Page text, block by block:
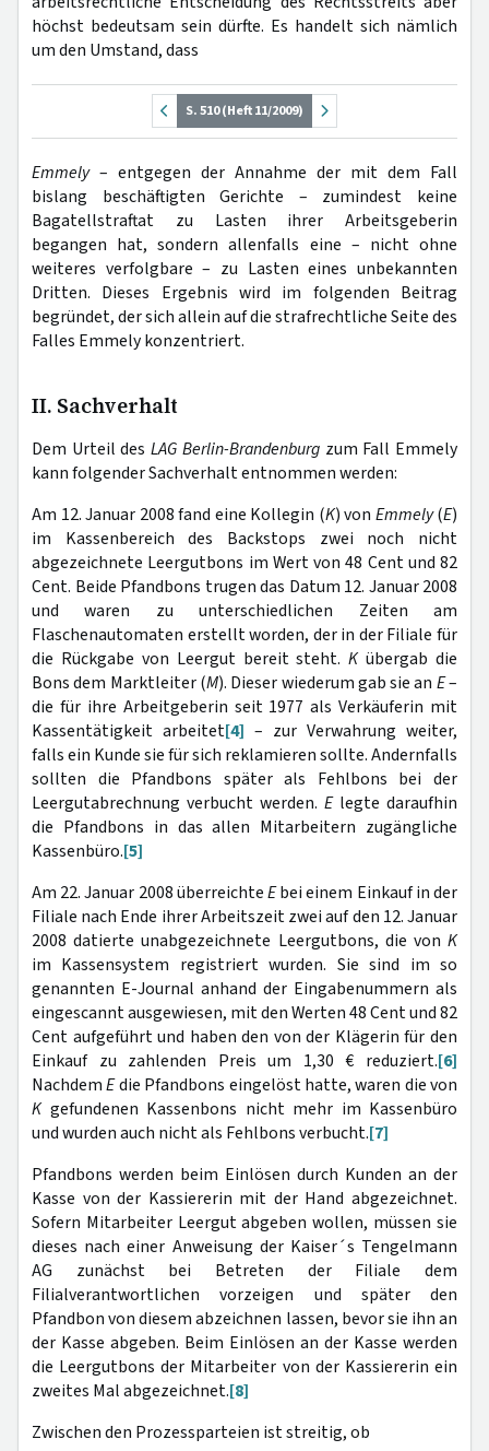
höchst bedeutsam sein dürfte. Es handelt sich nämlich
um den Umstand, dass
S. 510 (Heft 11/2009)
Emmely– entgegen der Annahme der mit dem Fall
bislang beschäftigten Gerichte – zumindest keine
Bagatellstraftat zu Lasten ihrer Arbeitsgeberin
begangen hat, sondern allenfalls eine – nicht ohne
weiteres verfolgbare – zu Lasten eines unbekannten
Dritten. Dieses Ergebnis wird im folgenden Beitrag
begründet, der sich allein auf die strafrechtliche Seite des
Falles Emmely konzentriert.
II. Sachverhalt
Dem Urteil desLAG Berlin-Brandenburgzum Fall Emmely
kann folgender Sachverhalt entnommen werden:
Am 12. Januar 2008 fand eine Kollegin (K) von Emmely(E)
im Kassenbereich des Backstops zwei noch nicht
abgezeichnete Leergutbons im Wert von 48 Cent und 82
Cent. Beide Pfandbons trugen das Datum 12. Januar 2008
und waren zu unterschiedlichen Zeiten am
Flaschenautomaten erstellt worden, der in der Filiale für
die Rückgabe von Leergut bereit steht.Kübergab die
Bons dem Marktleiter (M). Dieser wiederum gab sie an E–
die für ihre Arbeitgeberin seit 1977 als Verkäuferin mit
Kassentätigkeit arbeitet[4] – zur Verwahrung weiter,
falls ein Kunde sie für sich reklamieren sollte. Andernfalls
sollten die Pfandbons später als Fehlbons bei der
Leergutabrechnung verbucht werden. Elegte daraufhin
die Pfandbons in das allen Mitarbeitern zugängliche
Kassenbüro.[5]
Am 22. Januar 2008 überreichteEbei einem Einkauf in der
Filiale nach Ende ihrer Arbeitszeit zwei auf den 12. Januar
2008 datierte unabgezeichnete Leergutbons, die von K
im Kassensystem registriert wurden. Sie sind im so
genannten E-Journal anhand der Eingabenummern als
eingescannt ausgewiesen, mit den Werten 48 Cent und 82
Cent aufgeführt und haben den von der Klägerin für den
Einkauf zu zahlenden Preis um 1,30 € reduziert.[6]
NachdemEdie Pfandbons eingelöst hatte, waren die von
Kgefundenen Kassenbons nicht mehr im Kassenbüro
und wurden auch nicht als Fehlbons verbucht.[7]
Pfandbons werden beim Einlösen durch Kunden an der
Kasse von der Kassiererin mit der Hand abgezeichnet.
Sofern Mitarbeiter Leergut abgeben wollen, müssen sie
dieses nach einer Anweisung der Kaiser´s Tengelmann
AG zunächst bei Betreten der Filiale dem
Filialverantwortlichen vorzeigen und später den
Pfandbon von diesem abzeichnen lassen, bevor sie ihn an
der Kasse abgeben. Beim Einlösen an der Kasse werden
die Leergutbons der Mitarbeiter von der Kassiererin ein
zweites Mal abgezeichnet.[8]
Zwischen den Prozessparteien ist streitig, ob